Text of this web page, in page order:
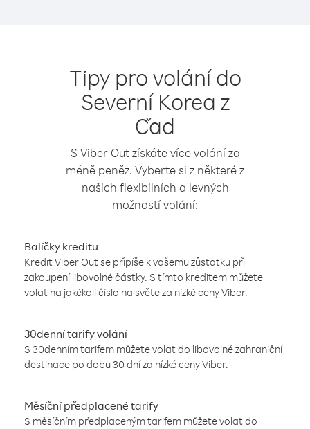
Tipy pro volání do
Severní Korea z
Čad
S Viber Out získáte více volání za
méně peněz. Vyberte si z některé z
našich flexibilních a levných
možností volání:
Balíčky kreditu
Kredit Viber Out se připíše k vašemu zůstatku při
zakoupení libovolné částky. S tímto kreditem můžete
volat na jakékoli číslo na světe za nízké ceny Viber.
30denní tarify volání
S 30denním tarifem můžete volat do libovolné zahraniční
destinace po dobu 30 dní za nízké ceny Viber.
Měsíční předplacené tarify
S měsíčním předplaceným tarifem můžete volat do